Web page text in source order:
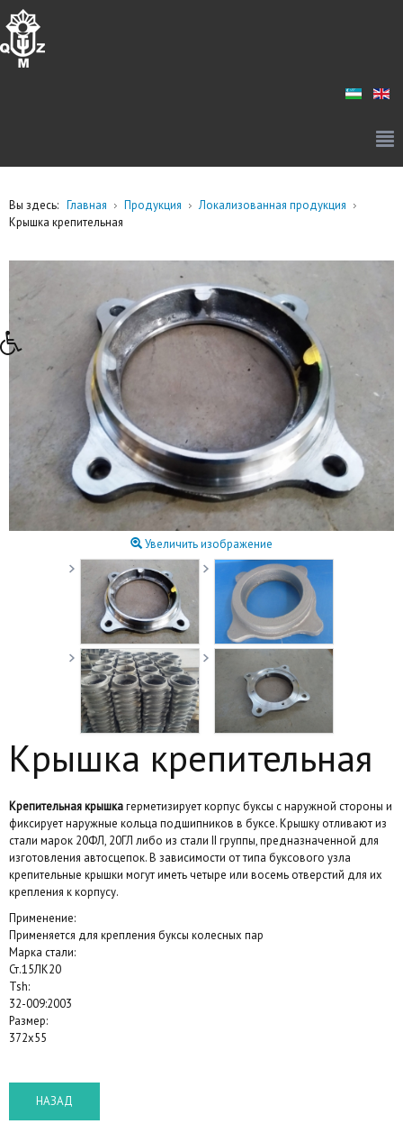
Вы здесь: Главная Продукция
Локализованная продукция
Крышка крепительная
Увеличить изображение
Крышка крепительная
Крепительная крышкагерметизирует корпус буксы с наружной стороны и
фиксирует наружные кольца подшипников в буксе. Крышку отливают из
стали марок 20ФЛ, 20ГЛ либо из стали II группы, предназначенной для
изготовления автосцепок. В зависимости от типа буксового узла
крепительные крышки могут иметь четыре или восемь отверстий для их
крепления к корпусу.
Применение:
Применяется для крепления буксы колесных пар
Марка стали:
Ст.15ЛК20
Tsh:
32-009:2003
Размер:
372x55